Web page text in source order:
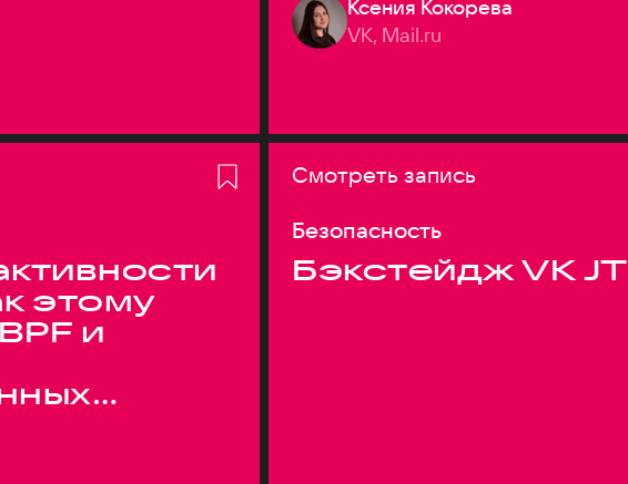
Ксения Кокорева
VK, Mail.ru
этому
и
Смотреть запись
Безопасность
Бэкстейдж VK JT